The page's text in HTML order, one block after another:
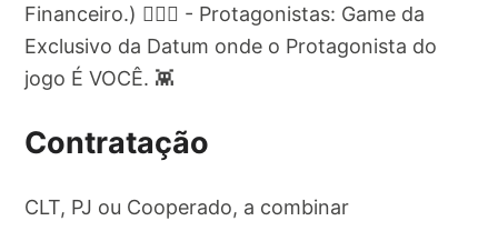
Financeiro.) 🧘🏾‍♂️ - Protagonistas: Game da
Exclusivo da Datum onde o Protagonista do
jogo É VOCÊ. 👾
Contratação
CLT, PJ ou Cooperado, a combinar